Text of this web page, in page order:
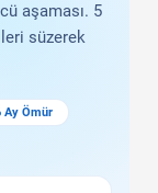
aşaması. 5
süzerek
Ay Ömür